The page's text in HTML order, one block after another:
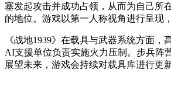
塞发起攻击并成功占领，从而为自己所
的地位。游戏以第一人称视角进行呈现
《战地1939》在载具与武器系统方面
AI支援单位负责实施火力压制。步兵阵
展望未来，游戏会持续对载具库进行更